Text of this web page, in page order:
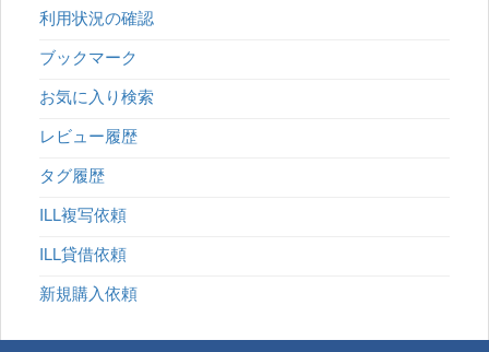
利用状況の確認
ブックマーク
お気に入り検索
レビュー履歴
タグ履歴
ILL複写依頼
ILL貸借依頼
新規購入依頼